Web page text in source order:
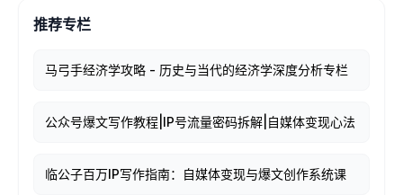
推荐专栏
马弓手经济学攻略 - 历史与当代的经济学深度分析专栏
公众号爆文写作教程|IP号流量密码拆解|自媒体变现心法
临公子百万IP写作指南：自媒体变现与爆文创作系统课